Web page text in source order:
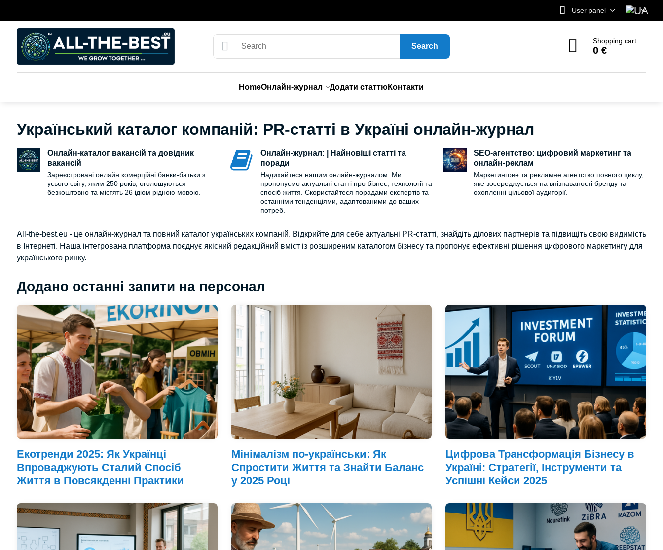
User panel
Search
Shopping cart
0 €
HomeОнлайн-журнал Додати статтю Контакти
Український каталог компаній: PR-статті в Україні онлайн-журнал
Онлайн-каталог вакансій та довідник
вакансій
Зареєстровані онлайн комерційні банки-батьки з
усього світу, яким 250 років, оголошуються
безкоштовно та містять 26 ідіом рідною мовою.
Онлайн-журнал: | Найновіші статті та
поради
Надихайтеся нашим онлайн-журналом. Ми
пропонуємо актуальні статті про бізнес, технології та
спосіб життя. Скористайтеся порадами експертів та
останніми тенденціями, адаптованими до ваших
потреб.
SEO-агентство: цифровий маркетинг та
онлайн-реклам
Маркетингове та рекламне агентство повного циклу,
яке зосереджується на впізнаваності бренду та
охопленні цільової аудиторії.
All-the-best.eu - це онлайн-журнал та повний каталог українських компаній. Відкрийте для себе актуальні PR-статті, знайдіть ділових партнерів та підвищіть свою видимість
в Інтернеті. Наша інтегрована платформа поєднує якісний редакційний вміст із розширеним каталогом бізнесу та пропонує ефективні рішення цифрового маркетингу для
українського ринку.
Додано останні запити на персонал
Екотренди 2025: Як Українці
Впроваджують Сталий Спосіб
Життя в Повсякденні Практики
Мінімалізм по-українськи: Як
Спростити Життя та Знайти Баланс
у 2025 Році
Цифрова Трансформація Бізнесу в
Україні: Стратегії, Інструменти та
Успішні Кейси 2025